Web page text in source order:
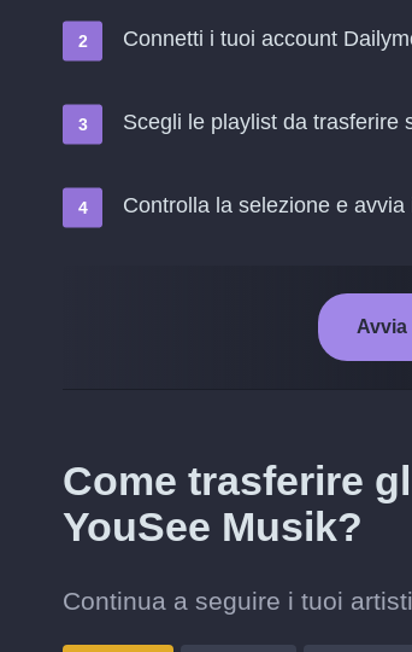
Connetti i tuoi account
Scegli le playlist da trasferire
Controlla la selezione e
Avvia
Come trasferire
YouSee Musik?
Continua a seguire i tuoi